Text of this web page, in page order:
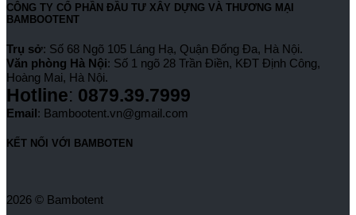
CÔNG TY CỔ PHẦN ĐẦU TƯ XÂY DỰNG VÀ THƯƠNG MẠI
BAMBOOTENT
Trụ sở: Số 68 Ngõ 105 Láng Hạ, Quận Đống Đa, Hà Nội.
Văn phòng Hà Nội: Số 1 ngõ 28 Trần Điền, KĐT Định Công,
Hoàng Mai, Hà Nội.
Hotline: 0879.39.7999
Email: Bambootent.vn@gmail.com
KẾT NỐI VỚI BAMBOTEN
2026 © Bambotent